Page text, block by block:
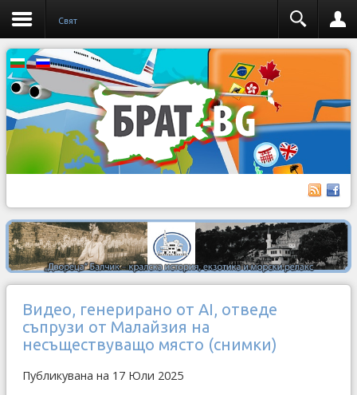
Свят
Видео, генерирано от AI, отведе
съпрузи от Малайзия на
несъществуващо място (снимки)
Публикувана на 17 Юли 2025